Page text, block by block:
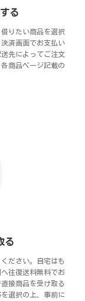
る
りたい商品を選択
済画面でお支払い
先によってご注文
商品ページ記載の
る
ださい。自宅はも
往復送料無料でお
接商品を受け取る
選択の上、事前に